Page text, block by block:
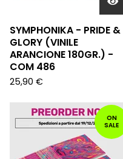
SYMPHONIKA - PRIDE &
GLORY (VINILE
ARANCIONE 180GR.) -
COM 486
25,90 €
ON
SALE